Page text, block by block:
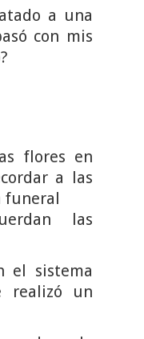
a una
con mis
flores en
a las
funeral
las
el sistema
realizó un